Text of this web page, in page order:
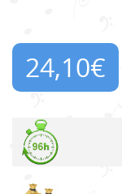
24,10€